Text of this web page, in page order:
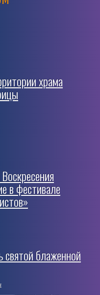
храма
в фестивале
святой блаженной